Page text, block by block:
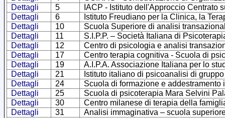
Dettagli
5
IACP - Istituto dell'Approccio Centrato
Dettagli
6
Istituto Freudiano per la Clinica, la
Dettagli
10
Scuola Superiore di analisi
Dettagli
11
S.I.P.P. – Società Italiana di
Dettagli
12
Centro di psicologia e analisi
Dettagli
17
Centro terapia cognitiva - Scuola di
Dettagli
19
A.I.P.A. Associazione Italiana per lo
Dettagli
21
Istituto italiano di psicoanalisi di gruppo
Dettagli
24
Scuola di formazione e
Dettagli
25
Scuola di psicoterapia Mara Selvini
Dettagli
30
Centro milanese di terapia della
Dettagli
31
Analisi immaginativa – scuola